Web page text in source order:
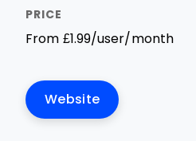
From £1.99/user/month
Website